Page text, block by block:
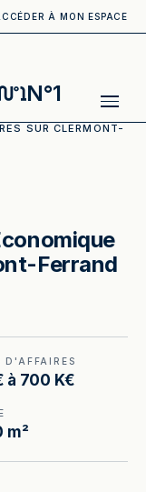
À MON ESPACE
N°1
SUR CLERMONT-
Ferrand
D'AFFAIRES
à 700 K€
m²